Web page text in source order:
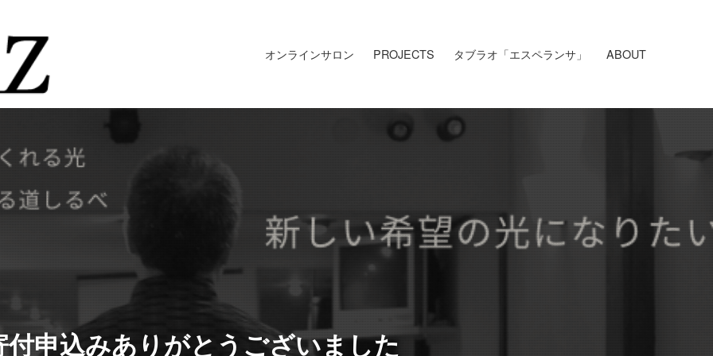
オンラインサロン PROJECTS タブラオ「エスペランサ」 ABOUT
付申込みありがとうございました